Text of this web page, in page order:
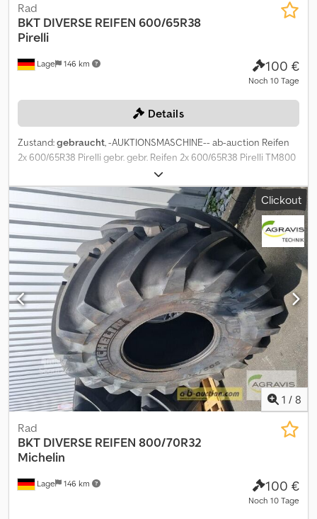
Lage 146 km
Rad
BKT DIVERSE REIFEN 600/65R38
Pirelli
100 €
Noch 10 Tage
Details
Zustand:gebraucht, -AUKTIONSMASCHINE-- ab-auction Reifen
2x 600/65R38 Pirelli gebr. gebr. Reifen 2x 600/65R38 Pirelli TM800
Profil etwa 35mm Auf diese Maschine können Sie Online bieten
Der Startpreis beträgt 100.00 EUR excl. MwSt. Registrieren Sie
sich kostenlos und bieten Sie mit. Hier geht es zur Auktion: ----- --
--- Exciting Online Auction! Dwedoy Iqu Iopfx Ah Tea Start bidding
on NOW! ab-auction
Clickout
1 / 8
Lage 146 km
Rad
BKT DIVERSE REIFEN 800/70R32
Michelin
100 €
Noch 10 Tage